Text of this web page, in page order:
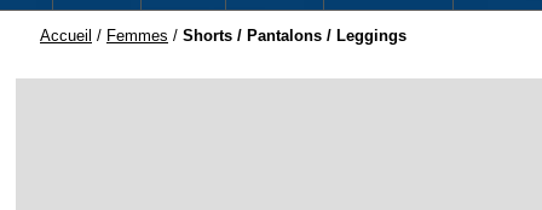
Accueil / Femmes / Shorts / Pantalons / Leggings